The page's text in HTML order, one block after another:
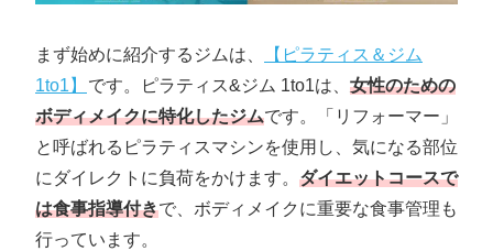
まず始めに紹介するジムは、
【ピラティス＆ジム
1to1】
です。ピラティス&ジム 1to1は、 女性のための
ボディメイクに特化したジムです。「リフォーマー」
と呼ばれるピラティスマシンを使用し、気になる部位
にダイレクトに負荷をかけます。 ダイエットコースで
は食事指導付きで、ボディメイクに重要な食事管理も
行っています。